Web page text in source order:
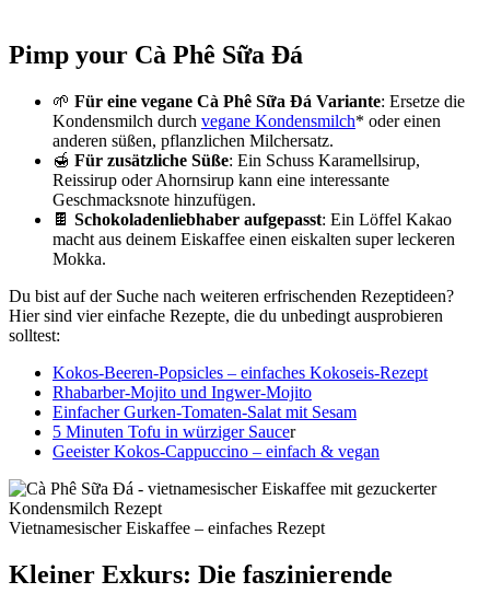
Pimp your Cà Phê Sữa Đá
🌱 Für eine vegane Cà Phê Sữa Đá Variante: Ersetze die
Kondensmilch durch vegane Kondensmilch* oder einen
anderen süßen, pflanzlichen Milchersatz.
🍯 Für zusätzliche Süße: Ein Schuss Karamellsirup,
Reissirup oder Ahornsirup kann eine interessante
Geschmacksnote hinzufügen.
🍫 Schokoladenliebhaber aufgepasst: Ein Löffel Kakao
macht aus deinem Eiskaffee einen eiskalten super leckeren
Mokka.
Du bist auf der Suche nach weiteren erfrischenden Rezeptideen?
Hier sind vier einfache Rezepte, die du unbedingt ausprobieren
solltest:
Kokos-Beeren-Popsicles – einfaches Kokoseis-Rezept
Rhabarber-Mojito und Ingwer-Mojito
Einfacher Gurken-Tomaten-Salat mit Sesam
5 Minuten Tofu in würziger Saucer
Geeister Kokos-Cappuccino – einfach & vegan
Vietnamesischer Eiskaffee – einfaches Rezept
Kleiner Exkurs: Die faszinierende